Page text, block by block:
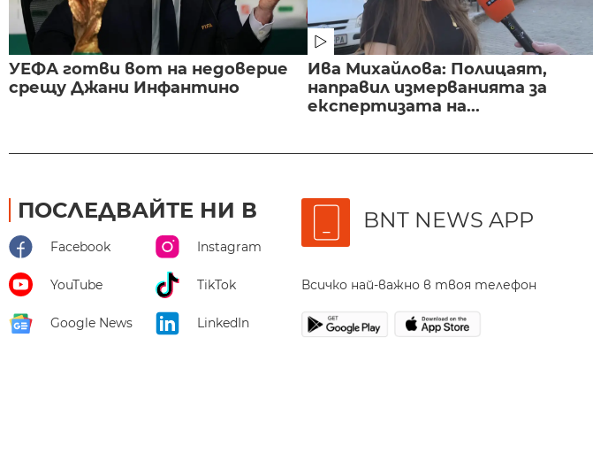
УЕФА готви вот на недоверие
срещу Джани Инфантино
Ива Михайлова: Полицаят,
направил измерванията за
експертизата на...
ПОСЛЕДВАЙТЕ НИ В
Facebook Instagram
YouTube TikTok
Google News LinkedIn
BNT NEWS APP
Всичко най-важно в твоя телефон